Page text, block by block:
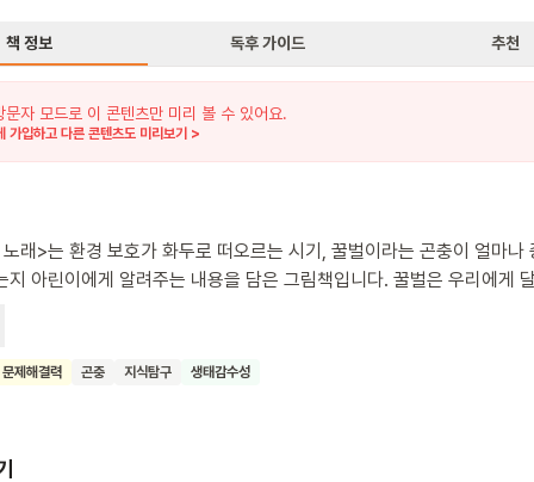
책 정보 독후 가이드 추천
문자 모드로 이 콘텐츠만 미리 볼 수 있어요.
가입하고 다른 콘텐츠도 미리보기 >
래>는 환경 보호가 화두로 떠오르는 시기, 꿀벌이라는 곤충이 얼마나
지 아린이에게 알려주는 내용을 담은 그림책입니다. 꿀벌은 우리에게
면서 꽃가루를 퍼트리고 식물이 자나라나고, 새로운 식물이 생겨나요. 환
요해진 시기, 많은 사람들은 극지방의 동물이나, 육지 동물들을 많이 떠
문제해결력 곤충 지식탐구 생태감수성